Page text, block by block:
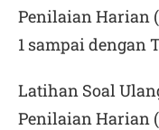
Penilaian Harian
1 sampai dengan
Latihan Soal
Penilaian Harian